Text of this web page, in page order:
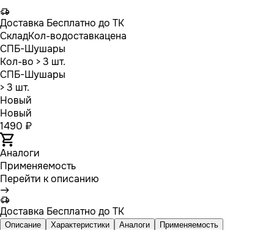
Доставка Бесплатно до ТК
СкладКол-водоставкацена
СПБ-Шушары
Кол-во > 3 шт.
СПБ-Шушары
> 3 шт.
Новый
Новый
1490 ₽
Аналоги
Применяемость
Перейти к описанию
Доставка Бесплатно до ТК
Описание Характеристики Аналоги Применяемость